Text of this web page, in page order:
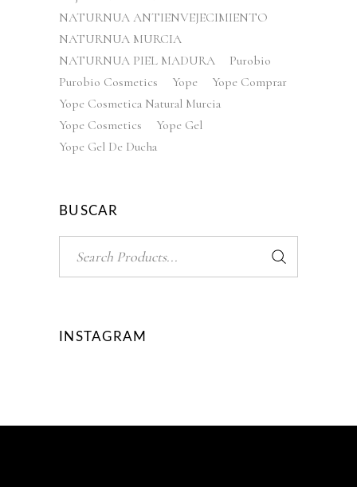
NATURNUA ANTIENVEJECIMIENTO
NATURNUA MURCIA
NATURNUA PIEL MADURA
Purobio
Purobio Cosmetics
Yope
Yope Comprar
Yope Cosmetica Natural Murcia
Yope Cosmetics
Yope Gel
Yope Gel De Ducha
BUSCAR
INSTAGRAM